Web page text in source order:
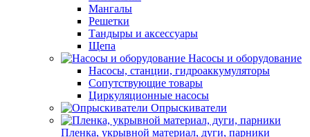
Мангалы
Решетки
Тандыры и аксессуары
Щепа
Насосы и оборудование
Насосы, станции, гидроаккумуляторы
Сопутствующие товары
Циркуляционные насосы
Опрыскиватели
Пленка, укрывной материал, дуги, парники